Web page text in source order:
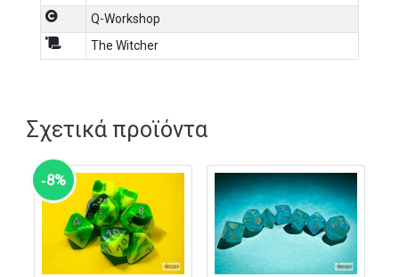
Q-Workshop
The Witcher
Σχετικά προϊόντα
‑8%